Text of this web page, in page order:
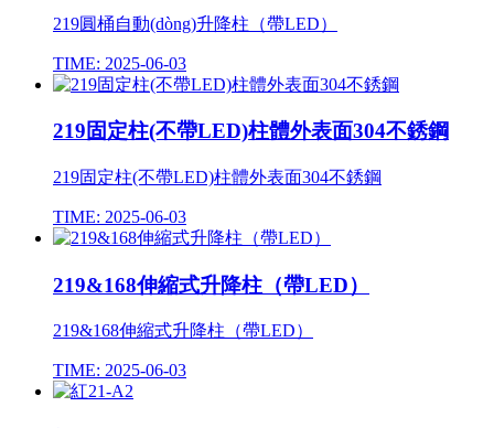
219圓桶自動(dòng)升降柱（帶LED）
TIME: 2025-06-03
219固定柱(不帶LED)柱體外表面304不銹鋼
219固定柱(不帶LED)柱體外表面304不銹鋼
TIME: 2025-06-03
219&168伸縮式升降柱（帶LED）
219&168伸縮式升降柱（帶LED）
TIME: 2025-06-03